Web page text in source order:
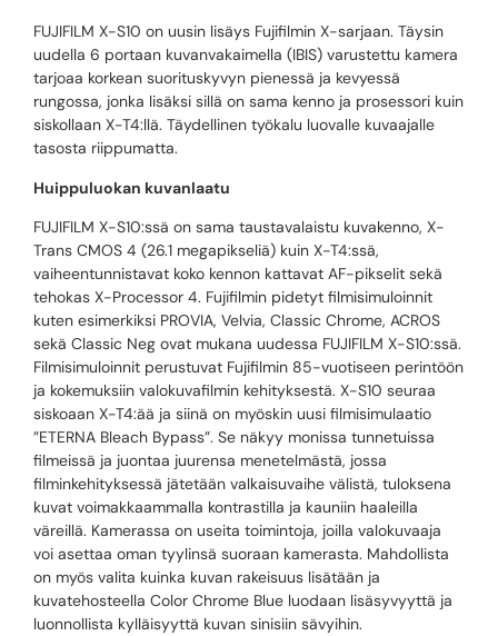
FUJIFILM X-S10 on uusin lisäys Fujifilmin X-sarjaan. Täysin
uudella 6 portaan kuvanvakaimella (IBIS) varustettu kamera
tarjoaa korkean suorituskyvyn pienessä ja kevyessä
rungossa, jonka lisäksi sillä on sama kenno ja prosessori kuin
siskollaan X-T4:llä. Täydellinen työkalu luovalle kuvaajalle
tasosta riippumatta.
Huippuluokan kuvanlaatu
FUJIFILM X-S10:ssä on sama taustavalaistu kuvakenno, X-
Trans CMOS 4 (26.1 megapikseliä) kuin X-T4:ssä,
vaiheentunnistavat koko kennon kattavat AF-pikselit sekä
tehokas X-Processor 4. Fujifilmin pidetyt filmisimuloinnit
kuten esimerkiksi PROVIA, Velvia, Classic Chrome, ACROS
sekä Classic Neg ovat mukana uudessa FUJIFILM X-S10:ssä.
Filmisimuloinnit perustuvat Fujifilmin 85-vuotiseen perintöön
ja kokemuksiin valokuvafilmin kehityksestä. X-S10 seuraa
siskoaan X-T4:ää ja siinä on myöskin uusi filmisimulaatio
”ETERNA Bleach Bypass”. Se näkyy monissa tunnetuissa
filmeissä ja juontaa juurensa menetelmästä, jossa
filminkehityksessä jätetään valkaisuvaihe välistä, tuloksena
kuvat voimakkaammalla kontrastilla ja kauniin haaleilla
väreillä. Kamerassa on useita toimintoja, joilla valokuvaaja
voi asettaa oman tyylinsä suoraan kamerasta. Mahdollista
on myös valita kuinka kuvan rakeisuus lisätään ja
kuvatehosteella Color Chrome Blue luodaan lisäsyvyyttä ja
luonnollista kylläisyyttä kuvan sinisiin sävyihin.